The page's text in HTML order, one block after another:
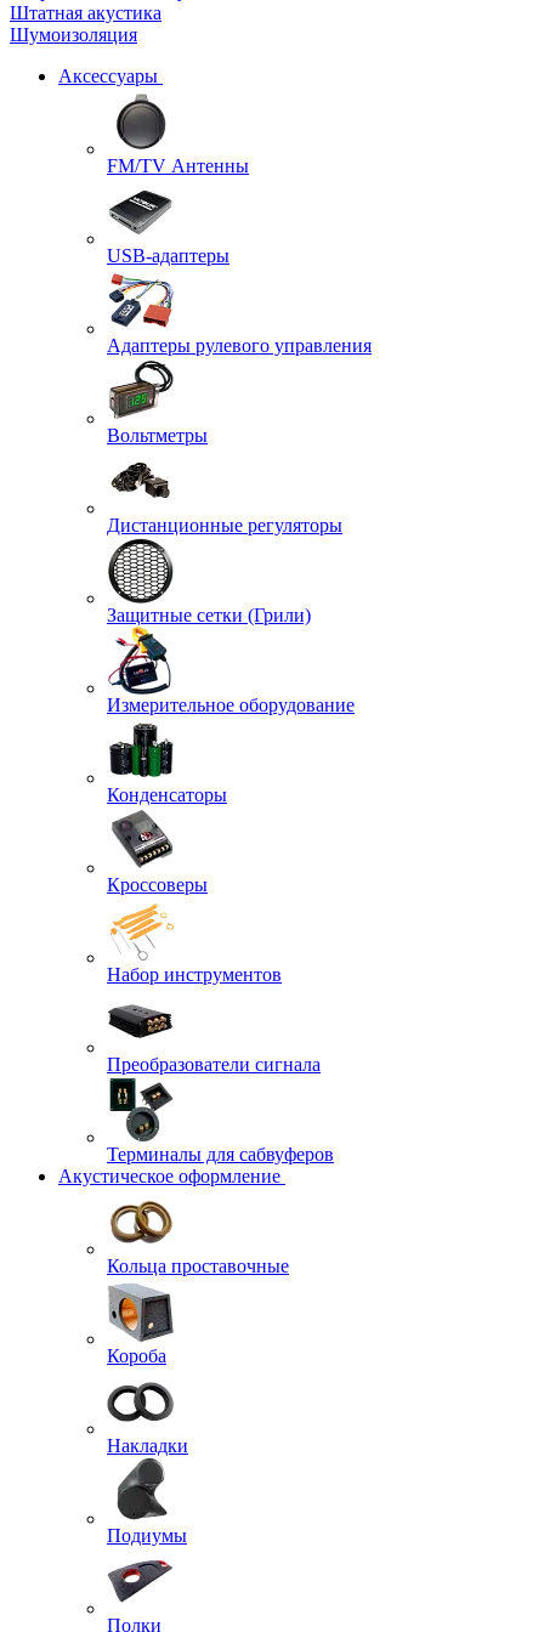
Штатная акустика
Шумоизоляция
Аксессуары
FM/TV Антенны
USB-адаптеры
Адаптеры рулевого управления
Вольтметры
Дистанционные регуляторы
Защитные сетки (Грили)
Измерительное оборудование
Конденсаторы
Кроссоверы
Набор инструментов
Преобразователи сигнала
Терминалы для сабвуферов
Акустическое оформление
Кольца проставочные
Короба
Накладки
Подиумы
Полки